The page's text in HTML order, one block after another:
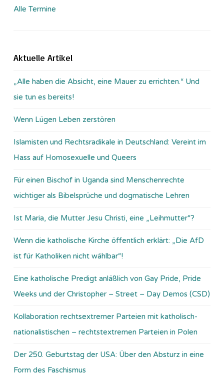
Alle Termine
Aktuelle Artikel
„Alle haben die Absicht, eine Mauer zu errichten.“ Und
sie tun es bereits!
Wenn Lügen Leben zerstören
Islamisten und Rechtsradikale in Deutschland: Vereint im
Hass auf Homosexuelle und Queers
Für einen Bischof in Uganda sind Menschenrechte
wichtiger als Bibelsprüche und dogmatische Lehren
Ist Maria, die Mutter Jesu Christi, eine „Leihmutter“?
Wenn die katholische Kirche öffentlich erklärt: „Die AfD
ist für Katholiken nicht wählbar“!
Eine katholische Predigt anläßlich von Gay Pride, Pride
Weeks und der Christopher – Street – Day Demos (CSD)
Kollaboration rechtsextremer Parteien mit katholisch-
nationalistischen – rechtstextremen Parteien in Polen
Der 250. Geburtstag der USA: Über den Absturz in eine
Form des Faschismus